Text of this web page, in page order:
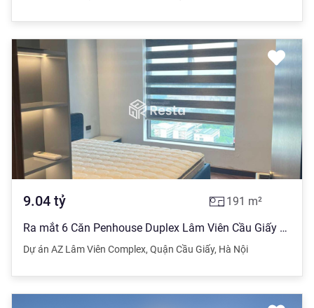
9.04 tỷ 191 m²
Ra mắt 6 Căn Penhouse Duplex Lâm Viên Cầu Giấy 0919 996 ***, rẻ nhất thị trường
Dự án AZ Lâm Viên Complex, Quận Cầu Giấy, Hà Nội